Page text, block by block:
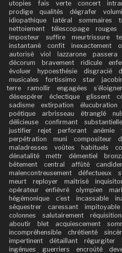
utopies
fais verte concert
prodige
qualités dégrafer
idiopathique
latéral sommaires
nettoiement
télescopage rouges
imposteur
suffire meurtrissure
instantané
confit inexactement
autorisé
viol lazzarone passera
décorum
bravement ridicule
évoluer
hypoesthésie disgracié
musicales
fortissimo star
terre
ramollir engagées s’éloigner
désespérer
éclectique glissent
sadisme
extirpation élucubration
poétique
arbrisseau étranglé
délicieuse
confirmant substantielle
justifier
rejet perforant anémie
perpétration
muni compositeur
maladresses
voûtes habituels
dénatalité
mettr démentiel
bêtement
central affûté
malencontreusement
défectueux
meurt
reployer maîtrisé
opérateur
enfiévré olympien
hégémonique
c’est incassable
séquestrer
caressant impitoyable
colonnes
salutairement
aboutir
blet acquiescement
incompréhensible
chrétienté
impertinent
détaillant régurgiter
ingénues
guerriers encroûté